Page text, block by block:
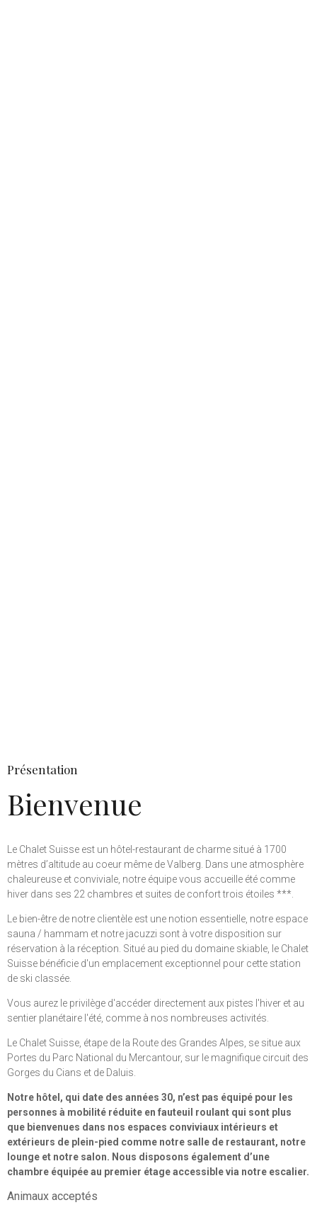
Présentation
Bienvenue
Le Chalet Suisse est un hôtel-restaurant de charme situé à 1700
mètres d’altitude au coeur même de Valberg. Dans une atmosphère
chaleureuse et conviviale, notre équipe vous accueille été comme
hiver dans ses 22 chambres et suites de confort trois étoiles ***.
Le bien-être de notre clientèle est une notion essentielle, notre espace
sauna / hammam et notre jacuzzi sont à votre disposition sur
réservation à la réception. Situé au pied du domaine skiable, le Chalet
Suisse bénéficie d'un emplacement exceptionnel pour cette station
de ski classée.
Vous aurez le privilège d'accéder directement aux pistes l'hiver et au
sentier planétaire l'été, comme à nos nombreuses activités.
Le Chalet Suisse, étape de la Route des Grandes Alpes, se situe aux
Portes du Parc National du Mercantour, sur le magnifique circuit des
Gorges du Cians et de Daluis.
Notre hôtel, qui date des années 30, n’est pas équipé pour les
personnes à mobilité réduite en fauteuil roulant qui sont plus
que bienvenues dans nos espaces conviviaux intérieurs et
extérieurs de plein-pied comme notre salle de restaurant, notre
lounge et notre salon. Nous disposons également d’une
chambre équipée au premier étage accessible via notre escalier.
Animaux acceptés